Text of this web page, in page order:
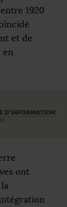
1920
et de
en
D’INFORMATION
ont